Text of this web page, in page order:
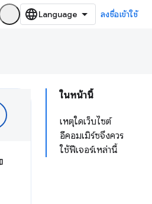
ลงชื่อเข้าใช้
ในหน้านี้
เหตุใดเว็บไซต์
อีคอมเมิร์ซจึงควร
ใช้ฟีเจอร์เหล่านี้